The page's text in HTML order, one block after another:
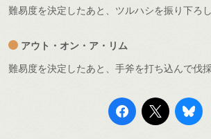
難易度を決定したあと、ツルハシを振り下ろ
アウト・オン・ア・リム
難易度を決定したあと、手斧を打ち込んで伐